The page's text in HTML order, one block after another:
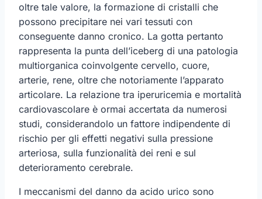
oltre tale valore, la formazione di cristalli che
possono precipitare nei vari tessuti con
conseguente danno cronico. La gotta pertanto
rappresenta la punta dell’iceberg di una patologia
multiorganica coinvolgente cervello, cuore,
arterie, rene, oltre che notoriamente l’apparato
articolare. La relazione tra iperuricemia e mortalità
cardiovascolare è ormai accertata da numerosi
studi, considerandolo un fattore indipendente di
rischio per gli effetti negativi sulla pressione
arteriosa, sulla funzionalità dei reni e sul
deterioramento cerebrale.
I meccanismi del danno da acido urico sono